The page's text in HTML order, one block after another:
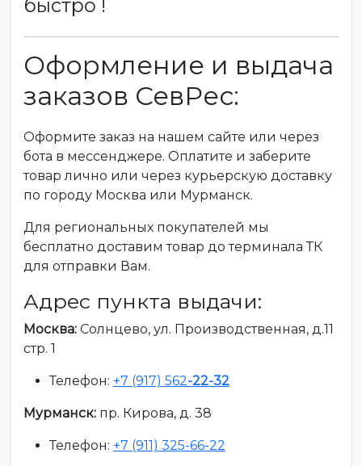
быстро !
Оформление и выдача
заказов СевРес:
Оформите заказ на нашем сайте или через
бота в мессенджере. Оплатите и заберите
товар лично или через курьерскую доставку
по городу Москва или Мурманск.
Для региональных покупателей мы
бесплатно доставим товар до терминала ТК
для отправки Вам.
Адрес пункта выдачи:
Москва: Солнцево, ул. Производственная, д.11
стр. 1
Телефон: +7 (917) 562-22-32
Мурманск: пр. Кирова, д. 38
Телефон: +7 (911) 325-66-22